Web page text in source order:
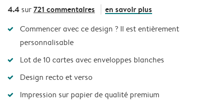
4.4 sur721 commentaires en savoir plus
Commencer avec ce design ? Il est entièrement
personnalisable
Lot de 10 cartes avec enveloppes blanches
Design recto et verso
Impression sur papier de qualité premium